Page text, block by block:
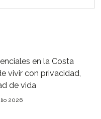
en la Costa
vivir con privacidad,
de vida
2026